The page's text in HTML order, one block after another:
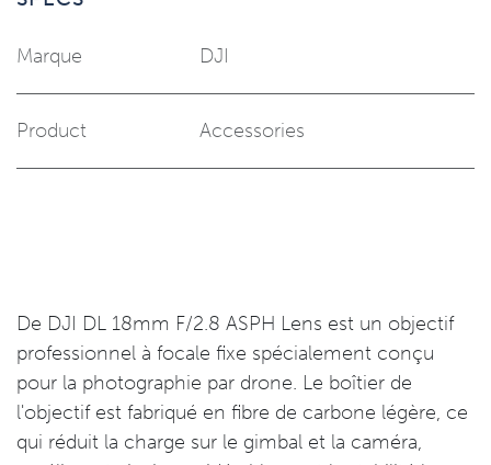
Marque DJI
Product Accessories
De DJI DL 18mm F/2.8 ASPH Lens est un objectif
professionnel à focale fixe spécialement conçu
pour la photographie par drone. Le boîtier de
l'objectif est fabriqué en fibre de carbone légère, ce
qui réduit la charge sur le gimbal et la caméra,